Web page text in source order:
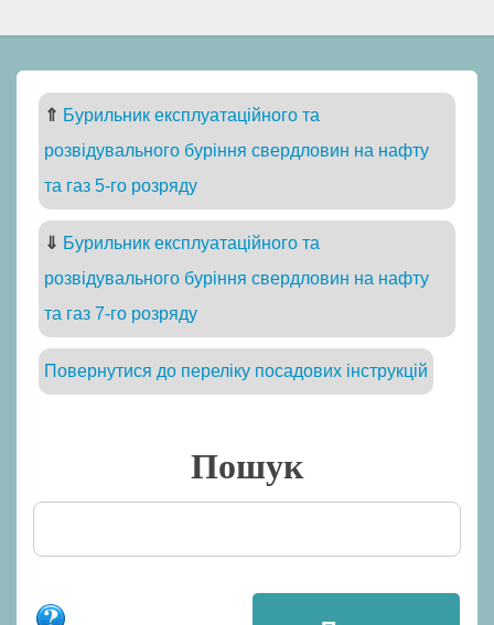
⇑ Бурильник експлуатаційного та
розвідувального буріння свердловин на нафту
та газ 5-го розряду
⇓ Бурильник експлуатаційного та
розвідувального буріння свердловин на нафту
та газ 7-го розряду
Повернутися до переліку посадових інструкцій
Пошук